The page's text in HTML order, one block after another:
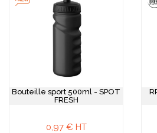
Bouteille sport 500ml - SPOT
FRESH
0,97 € HT